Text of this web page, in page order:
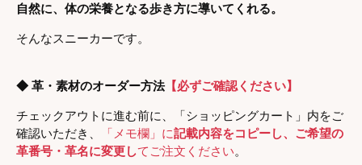
自然に、体の栄養となる歩き方に導いてくれる。
そんなスニーカーです。
◆ 革・素材のオーダー方法【必ずご確認ください】
チェックアウトに進む前に、「ショッピングカート」内をご
確認いただき、
「メモ欄」に記載内容をコピーし、ご希望の
革番号・革名に変更してご注文ください。